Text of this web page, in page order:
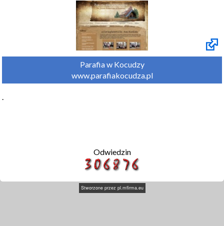
Parafia w Kocudzy
www.parafiakocudza.pl
.
Odwiedzin
Stworzone przez pl.mfirma.eu